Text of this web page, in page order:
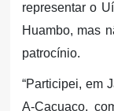
representar o
Huambo, mas
patrocínio.
“Participei, em
A-Cacuaco,